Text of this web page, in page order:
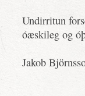
Undirritun
óæskileg og
Jakob